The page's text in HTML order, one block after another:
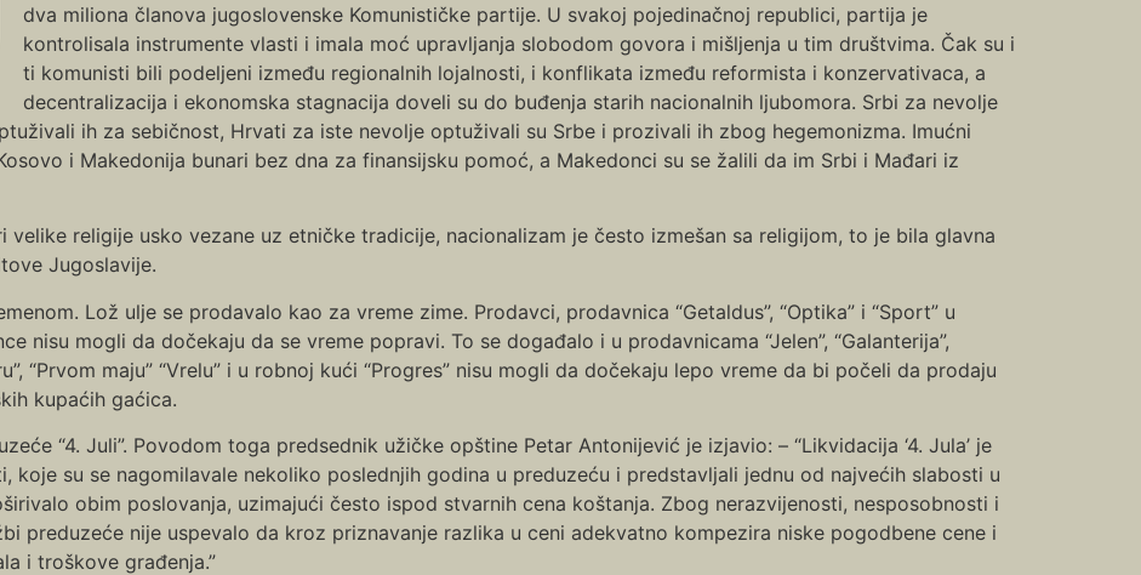
dva miliona članova jugoslovenske Komunističke partije. U svakoj pojedinačnoj republici, partija je
kontrolisala instrumente vlasti i imala moć upravljanja slobodom govora i mišljenja u tim društvima. Čak su i
ti komunisti bili podeljeni između regionalnih lojalnosti, i konflikata između reformista i konzervativaca, a
decentralizacija i ekonomska stagnacija doveli su do buđenja starih nacionalnih ljubomora. Srbi za nevolje
ih za sebičnost, Hrvati za iste nevolje optuživali su Srbe i prozivali ih zbog hegemonizma. Imućni
i Makedonija bunari bez dna za finansijsku pomoć, a Makedonci su se žalili da im Srbi i Mađari iz
religije usko vezane uz etničke tradicije, nacionalizam je često izmešan sa religijom, to je bila glavna
Jugoslavije.
Lož ulje se prodavalo kao za vreme zime. Prodavci, prodavnica “Getaldus”, “Optika” i “Sport” u
nisu mogli da dočekaju da se vreme popravi. To se događalo i u prodavnicama “Jelen”, “Galanterija”,
“Prvom maju” “Vrelu” i u robnoj kući “Progres” nisu mogli da dočekaju lepo vreme da bi počeli da prodaju
kupaćih gaćica.
“4. Juli”. Povodom toga predsednik užičke opštine Petar Antonijević je izjavio: – “Likvidacija ‘4. Jula’ je
koje su se nagomilavale nekoliko poslednjih godina u preduzeću i predstavljali jednu od najvećih slabosti u
obim poslovanja, uzimajući često ispod stvarnih cena koštanja. Zbog nerazvijenosti, nesposobnosti i
preduzeće nije uspevalo da kroz priznavanje razlika u ceni adekvatno kompezira niske pogodbene cene i
i troškove građenja.”